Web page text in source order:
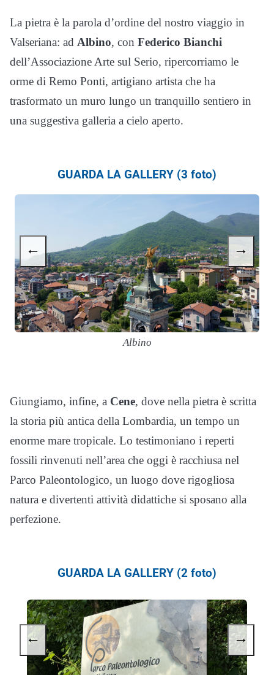
La pietra è la parola d’ordine del nostro viaggio in
Valseriana: ad Albino, con Federico Bianchi
dell’Associazione Arte sul Serio, ripercorriamo le
orme di Remo Ponti, artigiano artista che ha
trasformato un muro lungo un tranquillo sentiero in
una suggestiva galleria a cielo aperto.
GUARDA LA GALLERY (3 foto)
Albino
← →
Giungiamo, infine, a Cene, dove nella pietra è scritta
la storia più antica della Lombardia, un tempo un
enorme mare tropicale. Lo testimoniano i reperti
fossili rinvenuti nell’area che oggi è racchiusa nel
Parco Paleontologico, un luogo dove rigogliosa
natura e divertenti attività didattiche si sposano alla
perfezione.
GUARDA LA GALLERY (2 foto)
← →